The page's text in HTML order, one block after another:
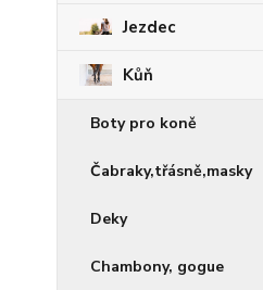
Jezdec
Kůň
Boty pro koně
Čabraky,třásně,masky
Deky
Chambony, gogue